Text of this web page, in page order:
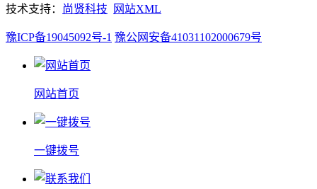
技术支持： 尚贤科技 网站XML
豫ICP备19045092号-1 豫公网安备41031102000679号
网站首页
一键拨号